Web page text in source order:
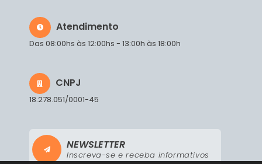
Atendimento
Das 08:00hs às 12:00hs - 13:00h às 18:00h
CNPJ
18.278.051/0001-45
NEWSLETTER
Inscreva-se e receba informativos